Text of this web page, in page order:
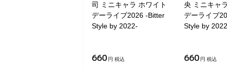
司 ミニキャラ ホワイト
デーライブ2026 -Bitter
Style by 2022-
660 円 税込
央 ミニキャ
デーライブ
Style by
660 円 税込